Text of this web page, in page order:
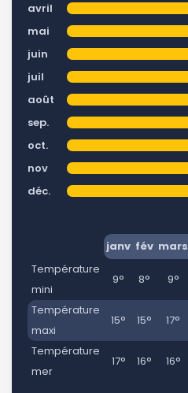
avril
mai
juin
juil
août
sep.
oct.
nov
déc.
janv fév mars
Température
mini
9° 8° 9°
Température
maxi
15° 15° 17°
Température
mer
17° 16° 16°